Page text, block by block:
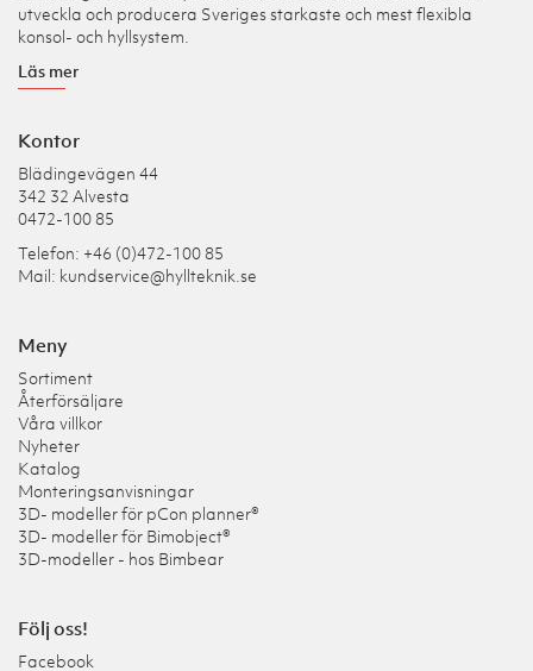
utveckla och producera Sveriges starkaste och mest flexibla
konsol- och hyllsystem.
Läs mer
Kontor
Blädingevägen 44
342 32 Alvesta
0472-100 85
Telefon: +46 (0)472-100 85
Mail: kundservice@hyllteknik.se
Meny
Sortiment
Återförsäljare
Våra villkor
Nyheter
Katalog
Monteringsanvisningar
3D- modeller för pCon planner®
3D- modeller för Bimobject®
3D-modeller - hos Bimbear
Följ oss!
Facebook